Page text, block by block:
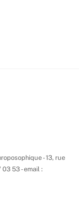
- 13, rue
03 53 - email :